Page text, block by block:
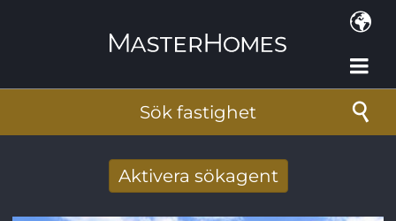
Sök fastighet
Aktivera sökagent